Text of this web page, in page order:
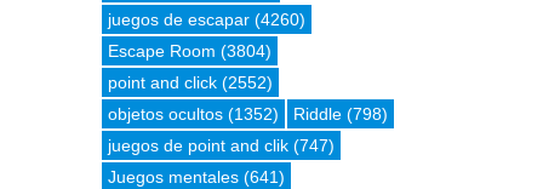
juegos de escapar (4260)
Escape Room (3804)
point and click (2552)
objetos ocultos (1352) Riddle (798)
juegos de point and clik (747)
Juegos mentales (641)